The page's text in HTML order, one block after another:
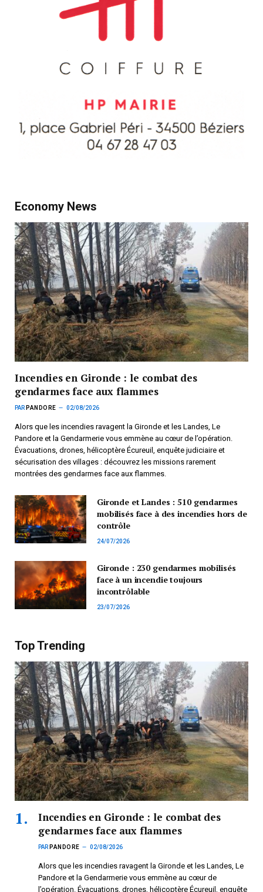
Economy News
Incendies en Gironde : le combat des
gendarmes face aux flammes
PAR PANDORE 02/08/2026
Alors que les incendies ravagent la Gironde et les Landes, Le
Pandore et la Gendarmerie vous emmène au cœur de l’opération.
Évacuations, drones, hélicoptère Écureuil, enquête judiciaire et
sécurisation des villages : découvrez les missions rarement
montrées des gendarmes face aux flammes.
Gironde et Landes : 510 gendarmes
mobilisés face à des incendies hors de
contrôle
24/07/2026
Gironde : 230 gendarmes mobilisés
face à un incendie toujours
incontrôlable
23/07/2026
Top Trending
Incendies en Gironde : le combat des
gendarmes face aux flammes
PAR PANDORE 02/08/2026
Alors que les incendies ravagent la Gironde et les Landes, Le
Pandore et la Gendarmerie vous emmène au cœur de
l’opération. Évacuations, drones, hélicoptère Écureuil, enquête